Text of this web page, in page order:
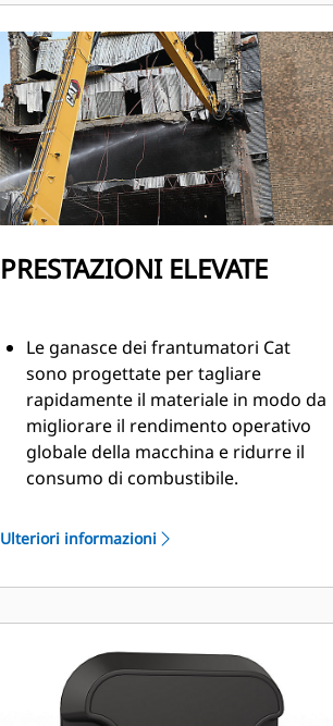
PRESTAZIONI ELEVATE
Le ganasce dei frantumatori Cat
sono progettate per tagliare
rapidamente il materiale in modo da
migliorare il rendimento operativo
globale della macchina e ridurre il
consumo di combustibile.
ganasce del frantumatore primario
a una visibilità sulla ganascia mobile
velocità bilancia velocità e potenza,
assicurando cicli rapidi e una
notevole forza di chiusura a favore
Ulteriori informazioni